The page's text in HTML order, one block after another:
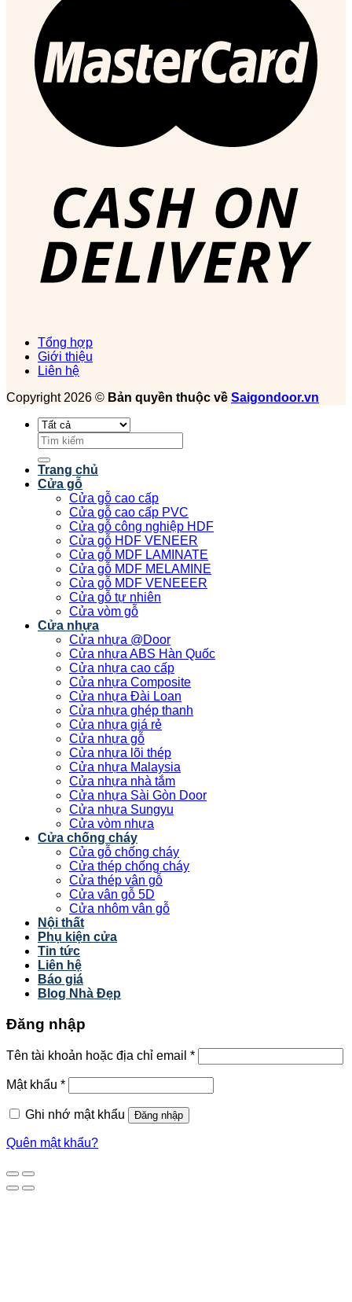
Tổng hợp
Giới thiệu
Liên hệ
Copyright 2026 © Bản quyền thuộc về Saigondoor.vn
Tìm
kiếm:
Trang chủ
Cửa gỗ
Cửa gỗ cao cấp
Cửa gỗ cao cấp PVC
Cửa gỗ công nghiệp HDF
Cửa gỗ HDF VENEER
Cửa gỗ MDF LAMINATE
Cửa gỗ MDF MELAMINE
Cửa gỗ MDF VENEEER
Cửa gỗ tự nhiên
Cửa vòm gỗ
Cửa nhựa
Cửa nhựa @Door
Cửa nhựa ABS Hàn Quốc
Cửa nhựa cao cấp
Cửa nhựa Composite
Cửa nhựa Đài Loan
Cửa nhựa ghép thanh
Cửa nhựa giá rẻ
Cửa nhựa gỗ
Cửa nhựa lõi thép
Cửa nhựa Malaysia
Cửa nhựa nhà tắm
Cửa nhựa Sài Gòn Door
Cửa nhựa Sungyu
Cửa vòm nhựa
Cửa chống cháy
Cửa gỗ chống cháy
Cửa thép chống cháy
Cửa thép vân gỗ
Cửa vân gỗ 5D
Cửa nhôm vân gỗ
Nội thất
Phụ kiện cửa
Tin tức
Liên hệ
Báo giá
Blog Nhà Đẹp
Đăng nhập
Tên tài khoản hoặc địa chỉ email *
Mật khẩu *
Ghi nhớ mật khẩu Đăng nhập
Quên mật khẩu?